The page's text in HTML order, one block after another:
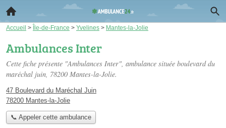
Accueil > Île-de-France > Yvelines > Mantes-la-Jolie
Ambulances Inter
Cette fiche présente "Ambulances Inter", ambulance située boulevard du
maréchal juin, 78200 Mantes-la-Jolie.
47 Boulevard du Maréchal Juin
78200 Mantes-la-Jolie
📞 Appeler cette ambulance